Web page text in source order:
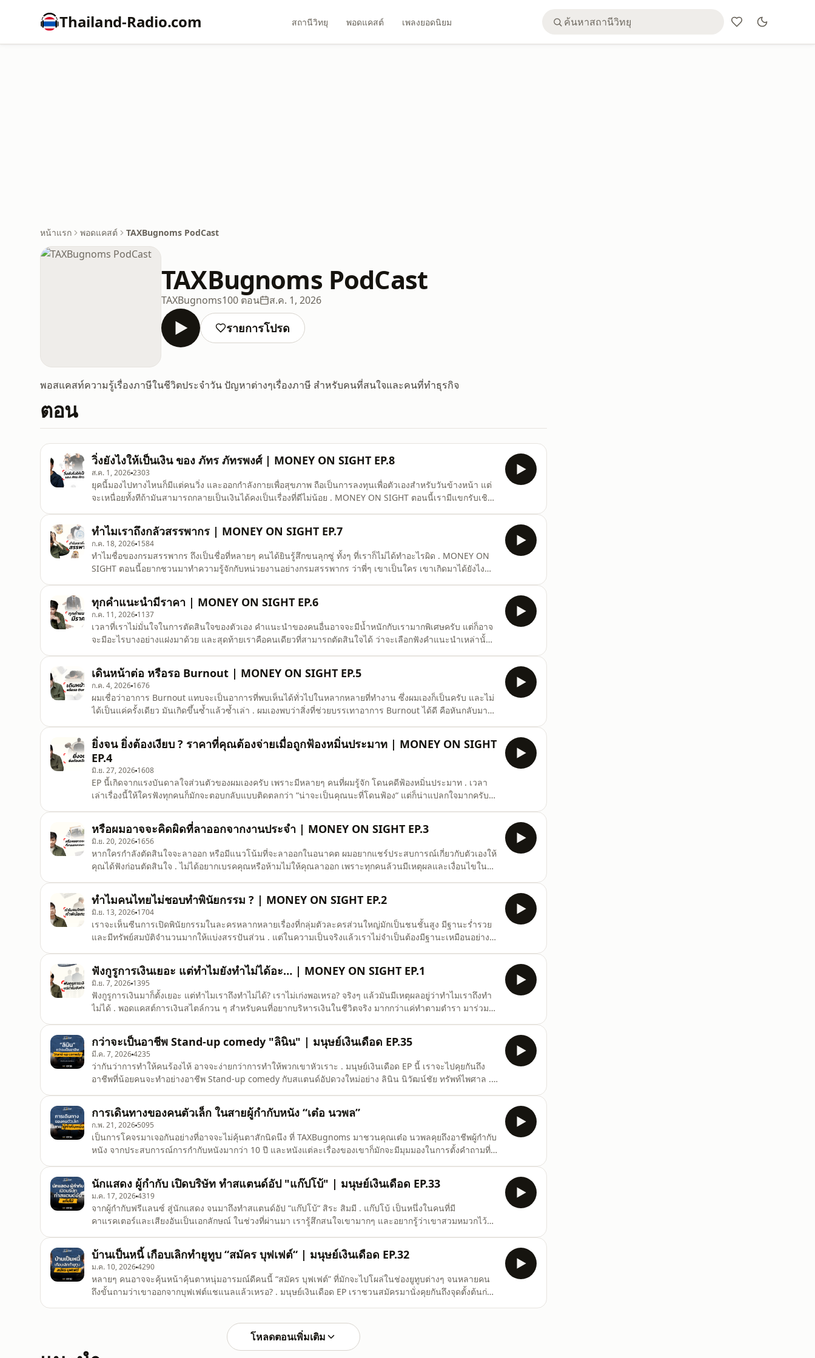
Thailand-Radio.com สถานีวิทยุ พอดแคสต์ เพลงยอดนิยม
หน้าแรก พอดแคสต์ TAXBugnoms PodCast
TAXBugnoms PodCast
TAXBugnoms100 ตอน ส.ค. 1, 2026
รายการโปรด
พอสแคสท์ความรู้เรื่องภาษีในชีวิตประจำวัน ปัญหาต่างๆเรื่องภาษี สำหรับคนที่สนใจและคนที่ทำธุรกิจ
ตอน
วิ่งยังไงให้เป็นเงิน ของ ภัทร ภัทรพงศ์ | MONEY ON SIGHT EP.8
ส.ค. 1, 20262303
ยุคนี้มองไปทางไหนก็มีแต่คนวิ่ง และออกกำลังกายเพื่อสุขภาพ ถือเป็นการลงทุนเพื่อตัวเองสำหรับวันข้างหน้า แต่
จะเหนื่อยทั้งทีถ้ามันสามารถกลายเป็นเงินได้คงเป็นเรื่องที่ดีไม่น้อย . MONEY ON SIGHT ตอนนี้เรามีแขกรับเชิญ
ทำไมเราถึงกลัวสรรพากร | MONEY ON SIGHT EP.7
ก.ค. 18, 2026 1584
ทำไมชื่อของกรมสรรพากร ถึงเป็นชื่อที่หลายๆ คนได้ยินรู้สึกขนลุกซู่ ทั้งๆ ที่เราก็ไม่ได้ทำอะไรผิด . MONEY ON
SIGHT ตอนนี้อยากชวนมาทำความรู้จักกับหน่วยงานอย่างกรมสรรพากร ว่าพี่ๆ เขาเป็นใคร เขาเกิดมาได้ยังไง
#MONEYONSIGHT #TAXBugnoms
ทุกคำแนะนำมีราคา | MONEY ON SIGHT EP.6
ก.ค. 11, 2026 1137
เวลาที่เราไม่มั่นใจในการตัดสินใจของตัวเอง คำแนะนำของคนอื่นอาจจะมีน้ำหนักกับเรามากพิเศษครับ แต่ก็อาจ
จะมีอะไรบางอย่างแฝงมาด้วย และสุดท้ายเราคือคนเดียวที่สามารถตัดสินใจได้ ว่าจะเลือกฟังคำแนะนำเหล่านั้น
เดินหน้าต่อ หรือรอ Burnout | MONEY ON SIGHT EP.5
ก.ค. 4, 2026 1676
ผมเชื่อว่าอาการ Burnout แทบจะเป็นอาการที่พบเห็นได้ทั่วไปในหลากหลายที่ทำงาน ซึ่งผมเองก็เป็นครับ และไม่
ได้เป็นแค่ครั้งเดียว มันเกิดขึ้นซ้ำแล้วซ้ำเล่า . ผมเองพบว่าสิ่งที่ช่วยบรรเทาอาการ Burnout ได้ดี คือหันกลับมา
หน้าตาทางสังคม เพื่อหาเลี้ยงชีพ หรือเพื่ออะไรกันแน่? . #Burnout #TAXBugnoms #MONEYO
ยิ่งจน ยิ่งต้องเงียบ ? ราคาที่คุณต้องจ่ายเมื่อถูกฟ้องหมิ่นประมาท | MONEY ON SIGHT
EP.4
มิ.ย. 27, 2026 1608
EP นี้เกิดจากแรงบันดาลใจส่วนตัวของผมเองครับ เพราะมีหลายๆ คนที่ผมรู้จัก โดนคดีฟ้องหมิ่นประมาท . เวลา
เล่าเรื่องนี้ให้ใครฟังทุกคนก็มักจะตอบกลับแบบติดตลกว่า “น่าจะเป็นคุณนะที่โดนฟ้อง“ แต่ก็น่าแปลกใจมากครับที่
เคสตัวอย่างแบบสมมติๆ ครับ ว่าหากเกิดเหตุการณ์แบบนี้กับเราเราจะรับมือมันยังไง มาทำความเ
หรือผมอาจจะคิดผิดที่ลาออกจากงานประจำ | MONEY ON SIGHT EP.3
มิ.ย. 20, 2026 1656
หากใครกำลังตัดสินใจจะลาออก หรือมีแนวโน้มที่จะลาออกในอนาคต ผมอยากแชร์ประสบการณ์เกี่ยวกับตัวเองให้
คุณได้ฟังก่อนตัดสินใจ . ไม่ได้อยากเบรคคุณหรือห้ามไม่ให้คุณลาออก เพราะทุกคนล้วนมีเหตุผลและเงื่อนไขใน
ลาออกหรือไม่ลาออกดี . ใครลาออกมาทำธุรกิจของตัวเองแล้วดี หรืออยากเตือนให้คนที่กำลังจะลาออกได้ระวัง
สามารถมา
ทำไมคนไทยไม่ชอบทำพินัยกรรม ? | MONEY ON SIGHT EP.2
มิ.ย. 13, 2026 1704
เราจะเห็นซีนการเปิดพินัยกรรมในละครหลากหลายเรื่องที่กลุ่มตัวละครส่วนใหญ่มักเป็นชนชั้นสูง มีฐานะร่ำรวย
และมีทรัพย์สมบัติจำนวนมากให้แบ่งสรรปันส่วน . แต่ในความเป็นจริงแล้วเราไม่จำเป็นต้องมีฐานะเหมือนอย่าง
ยังไง ? MONEY ON SIGHT ตอนนี้เราจะมาชวนคุยเรื่องนี้กันครับ . #พินัยกรรม #MONEYONSIGHT
#TAXBugnoms
ฟังกูรูการเงินเยอะ แต่ทำไมยังทำไม่ได้อะ… | MONEY ON SIGHT EP.1
มิ.ย. 7, 2026 1395
ฟังกูรูการเงินมาก็ตั้งเยอะ แต่ทำไมเราถึงทำไม่ได้? เราไม่เก่งพอเหรอ? จริงๆ แล้วมันมีเหตุผลอยู่ว่าทำไมเราถึงทำ
ไม่ได้ . พอดแคสต์การเงินสไตล์กวน ๆ สำหรับคนที่อยากบริหารเงินในชีวิตจริง มากกว่าแค่ทำตามตำรา มาร่วม
#MoneyOnSight
กว่าจะเป็นอาชีพ Stand-up comedy "ลินิน" | มนุษย์เงินเดือด EP.35
มี.ค. 7, 20264235
ว่ากันว่าการทำให้คนร้องไห้ อาจจะง่ายกว่าการทำให้พวกเขาหัวเราะ . มนุษย์เงินเดือด EP นี้ เราจะไปคุยกันถึง
อาชีพที่น้อยคนจะทำอย่างอาชีพ Stand-up comedy กับสแตนด์อัปดวงใหม่อย่าง ลินิน นิวัฒน์ชัย ทรัพท์ไพศาล .
ความตลกมีสูตรสำเร็จยังไง? ติดตามได้ใน EP นี้ . #มนุษย์เงินเดือด #ลินิน #StandupComedy
การเดินทางของคนตัวเล็ก ในสายผู้กำกับหนัง “เต๋อ นวพล”
ก.พ. 21, 2026 5095
เป็นการโคจรมาเจอกันอย่างที่อาจจะไม่คุ้นตาสักนิดนึง ที่ TAXBugnoms มาชวนคุณเต๋อ นวพลคุยถึงอาชีพผู้กำกับ
หนัง จากประสบการณ์การกำกับหนังมากว่า 10 ปี และหนังแต่ละเรื่องของเขาก็มักจะมีมุมมองในการตั้งคำถามที่
สักหนึ่งเรื่องมันต้องผ่านกระบวนการอะไรบ้าง และวิธีการตั้งคำถามในหนังเรื่องล่าสุด Human Resource พน
นักแสดง ผู้กำกับ เปิดบริษัท ทำสแตนด์อัป "แก๊ปโบ้" | มนุษย์เงินเดือด EP.33
ม.ค. 17, 20264319
จากผู้กำกับฟรีแลนซ์ สู่นักแสดง จนมาถึงทำสแตนด์อัป “แก๊ปโบ้“ สิระ สิมมี . แก๊ปโบ้ เป็นหนึ่งในคนที่มี
คาแรคเตอร์และเสียงอันเป็นเอกลักษณ์ ในช่วงที่ผ่านมา เรารู้สึกสนใจเขามากๆ และอยากรู้ว่าเขาสวมหมวกไว้กี่
ฟรีแลนซ์ที่เขาเคยเจอคือเรื่องอะไร . ติดตามทั้งหมดได้ในมนุษย์เงินเดือด EP นี้ . #แก๊ปโบ้ #อาชีพ #ฟรีแลนซ์
บ้านเป็นหนี้ เกือบเลิกทำยูทูบ “สมัคร บุฟเฟต์“ | มนุษย์เงินเดือด EP.32
ม.ค. 10, 20264290
หลายๆ คนอาจจะคุ้นหน้าคุ้นตาหนุ่มอารมณ์ดีคนนี้ “สมัคร บุฟเฟต์” ที่มักจะไปโผล่ในช่องยูทูบต่างๆ จนหลายคน
ถึงขั้นถามว่าเขาออกจากบุฟเฟต์แชแนลแล้วเหรอ? . มนุษย์เงินเดือด EP เราชวนสมัครมานั่งคุยกันถึงจุดตั้งต้นก่อน
โหลดตอนเพิ่มเติม